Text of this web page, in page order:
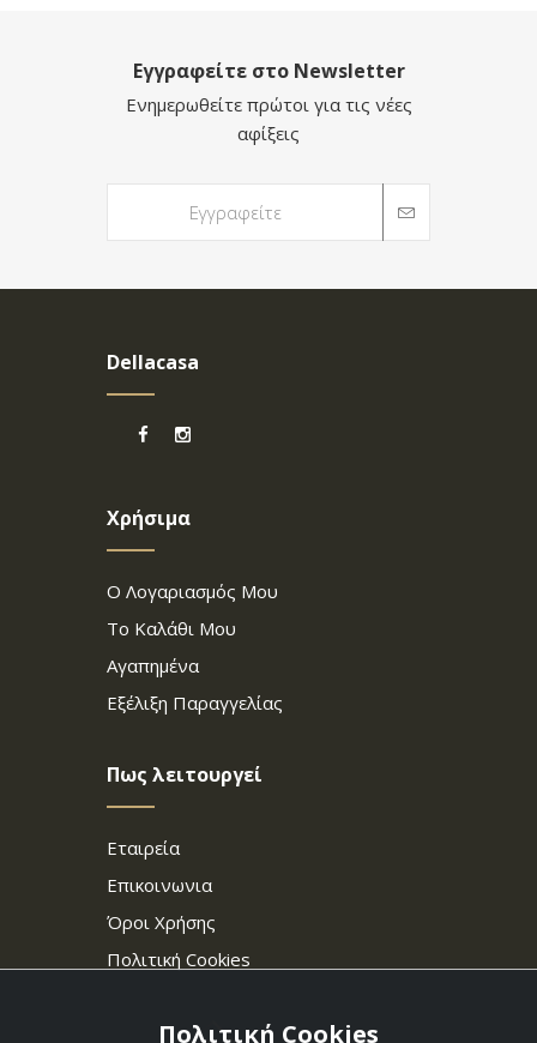
Εγγραφείτε στο Newsletter
Ενημερωθείτε πρώτοι για τις νέες
αφίξεις
Dellacasa
Χρήσιμα
Ο Λογαριασμός Μου
Το Καλάθι Μου
Αγαπημένα
Εξέλιξη Παραγγελίας
Πως λειτουργεί
Εταιρεία
Επικοινωνια
Όροι Χρήσης
Πολιτική Cookies
Πολιτική Cookies